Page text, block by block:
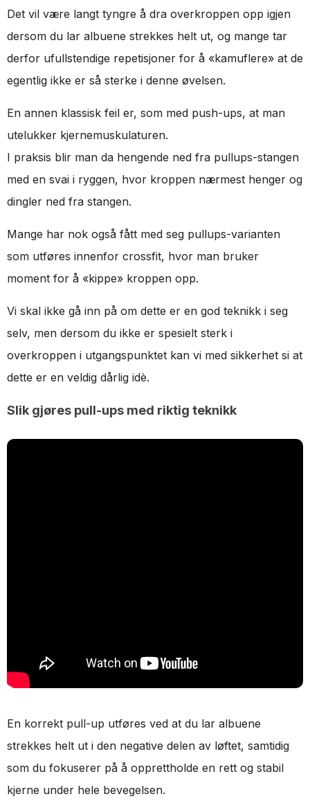
Det vil være langt tyngre å dra overkroppen opp igjen
dersom du lar albuene strekkes helt ut, og mange tar
derfor ufullstendige repetisjoner for å «kamuflere» at de
egentlig ikke er så sterke i denne øvelsen.
En annen klassisk feil er, som med push-ups, at man
utelukker kjernemuskulaturen.
I praksis blir man da hengende ned fra pullups-stangen
med en svai i ryggen, hvor kroppen nærmest henger og
dingler ned fra stangen.
Mange har nok også fått med seg pullups-varianten
som utføres innenfor crossfit, hvor man bruker
moment for å «kippe» kroppen opp.
Vi skal ikke gå inn på om dette er en god teknikk i seg
selv, men dersom du ikke er spesielt sterk i
overkroppen i utgangspunktet kan vi med sikkerhet si at
dette er en veldig dårlig idè.
Slik gjøres pull-ups med riktig teknikk
En korrekt pull-up utføres ved at du lar albuene
strekkes helt ut i den negative delen av løftet, samtidig
som du fokuserer på å opprettholde en rett og stabil
kjerne under hele bevegelsen.